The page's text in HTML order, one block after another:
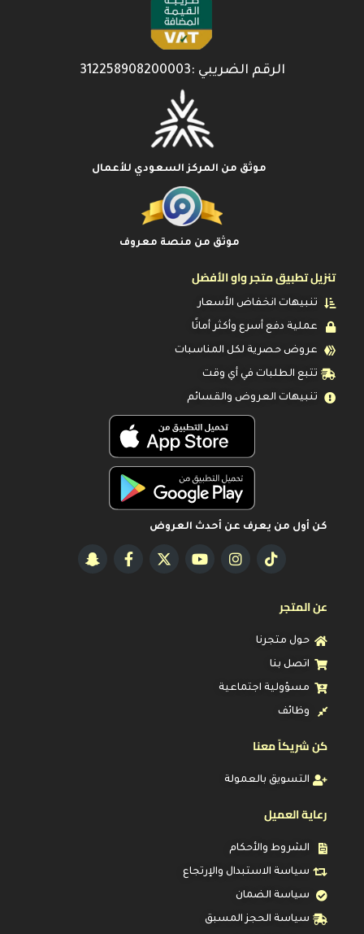
الرقم الضريبي :312258908200003
موثق من المركز السعودي للأعمال
موثق من منصة معروف
تنزيل تطبيق متجر واو الأفضل
تنبيهات انخفاض الأسعار
عملية دفع أسرع وأكثر أمانًا
عروض حصرية لكل المناسبات
تتبع الطلبات في أي وقت
تنبيهات العروض والقسائم
كن أول من يعرف عن أحدث العروض
عن المتجر
حول متجرنا
اتصل بنا
مسؤولية اجتماعية
وظائف
كن شريكاً معنا
التسويق بالعمولة
رعاية العميل
الشروط والأحكام
سياسة الاستبدال والإرتجاع
سياسة الضمان
سياسة الحجز المسبق